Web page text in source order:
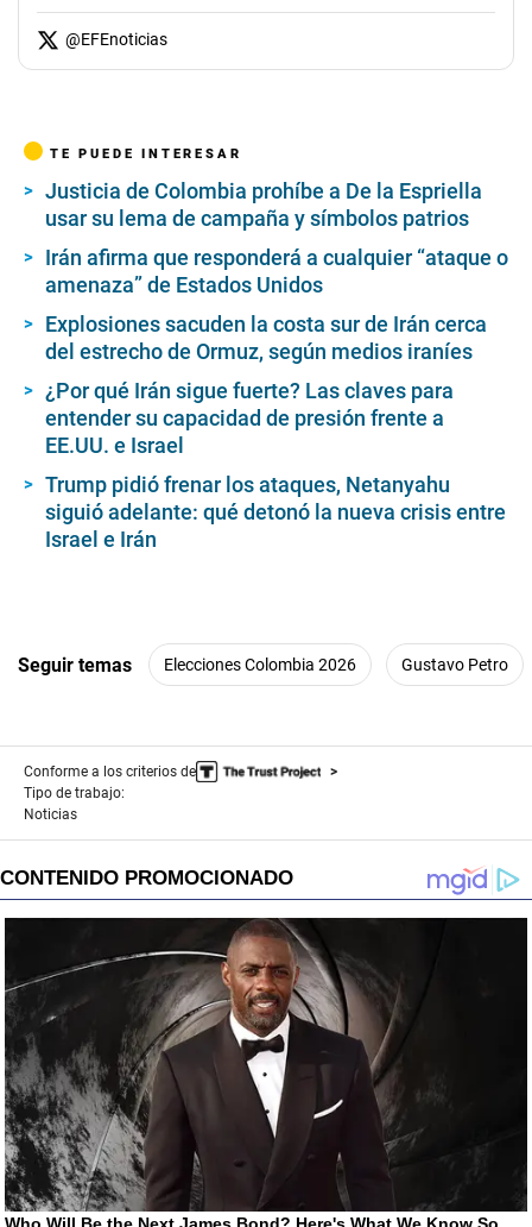
@EFEnoticias
TE PUEDE INTERESAR
Justicia de Colombia prohíbe a De la Espriella
usar su lema de campaña y símbolos patrios
Irán afirma que responderá a cualquier “ataque o
amenaza” de Estados Unidos
Explosiones sacuden la costa sur de Irán cerca
del estrecho de Ormuz, según medios iraníes
¿Por qué Irán sigue fuerte? Las claves para
entender su capacidad de presión frente a
EE.UU. e Israel
Trump pidió frenar los ataques, Netanyahu
siguió adelante: qué detonó la nueva crisis entre
Israel e Irán
Seguir temas Elecciones Colombia 2026 Gustavo Petro
Conforme a los criterios de
Tipo de trabajo:
Noticias